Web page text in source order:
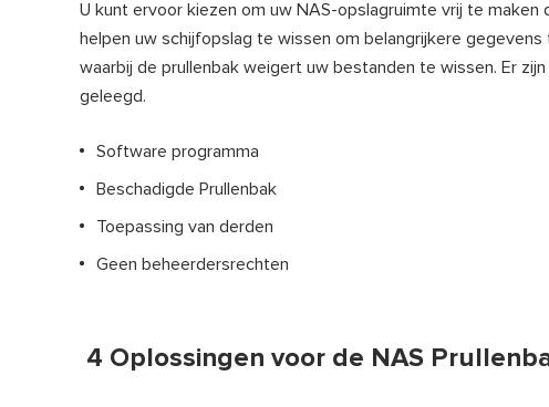
U kunt ervoor kiezen om uw NAS-opslagruimte vrij te
helpen uw schijfopslag te wissen om belangrijkere
waarbij de prullenbak weigert uw bestanden te wissen. Er
geleegd.
Software programma
Beschadigde Prullenbak
Toepassing van derden
Geen beheerdersrechten
4 Oplossingen voor de NAS